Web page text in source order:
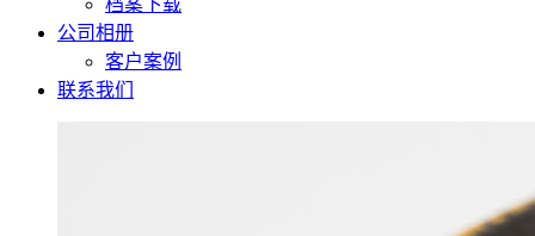
档案下载
公司相册
客户案例
联系我们